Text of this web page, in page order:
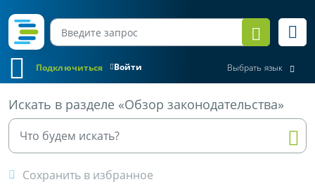
Войти
Подключиться Выбрать язык
Искать в разделе «Обзор законодательства»
Сохранить в избранное
Все материалы